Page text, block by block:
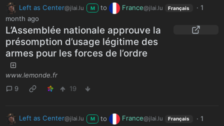
Left as Center@jlai.lu M to France@jlai.lu Français ·1
month ago
L’Assemblée nationale approuve la
présomption d’usage légitime des
armes pour les forces de l’ordre
www.lemonde.fr
9
19
Left as Center@jlai.lu M to France@jlai.lu Français ·1